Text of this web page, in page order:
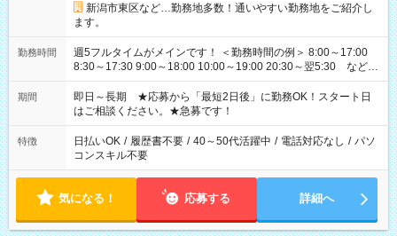
新潟市東区など…勤務地多数！通いやすい勤務地をご紹介し
ます。
勤務時間
週5フルタイムがメインです！ ＜勤務時間の例＞ 8:00～17:00
8:30～17:30 9:00～18:00 10:00～19:00 20:30～翌5:30 など ★
その他にも勤務時間多数！ 日勤のみ、残業なし、交替制など
ご希望を教えてください！
期間
即日～長期 ★応募から「最短2日後」に勤務OK！スタート日
はご相談ください。★急募です！
特徴 日払いOK / 履歴書不要 / 40～50代活躍中 / 電話対応なし / パソ
コンスキル不要
気になる！ 応募する 詳細へ